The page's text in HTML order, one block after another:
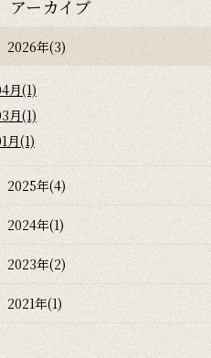
アーカイブ
2026年(3)
月(1)
月(1)
月(1)
2025年(4)
2024年(1)
2023年(2)
2021年(1)